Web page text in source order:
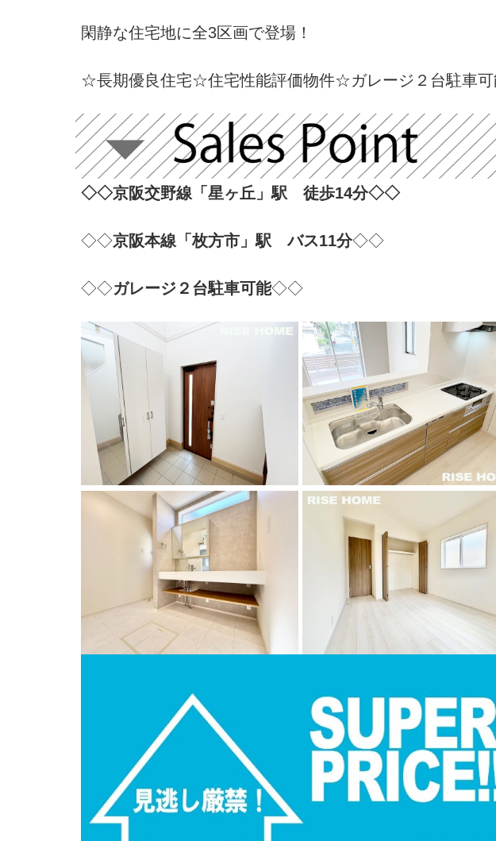
閑静な住宅地に全3区画で登場！
☆長期優良住宅☆住宅性能評価物件☆ガレージ２台駐車
◇◇京阪交野線「星ヶ丘」駅 徒歩14分◇◇
◇◇京阪本線「枚方市」駅 バス11分◇◇
◇◇ガレージ２台駐車可能◇◇